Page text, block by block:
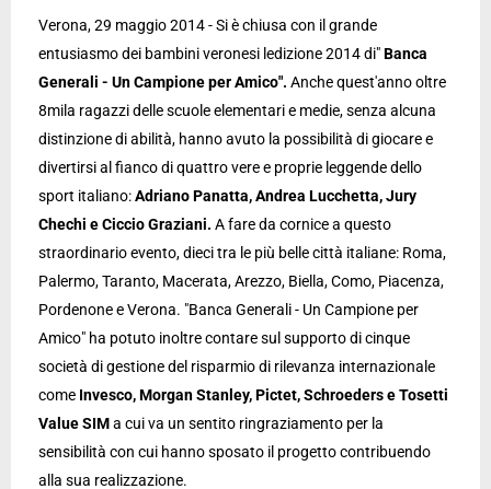
Verona, 29 maggio 2014 - Si è chiusa con il grande
entusiasmo dei bambini veronesi ledizione 2014 di"Banca
Generali - Un Campione per Amico". Anche quest'anno oltre
8mila ragazzi delle scuole elementari e medie, senza alcuna
distinzione di abilità, hanno avuto la possibilità di giocare e
divertirsi al fianco di quattro vere e proprie leggende dello
sport italiano:Adriano Panatta, Andrea Lucchetta, Jury
Chechi e Ciccio Graziani. A fare da cornice a questo
straordinario evento, dieci tra le più belle città italiane: Roma,
Palermo, Taranto, Macerata, Arezzo, Biella, Como, Piacenza,
Pordenone e Verona. "Banca Generali - Un Campione per
Amico" ha potuto inoltre contare sul supporto di cinque
società di gestione del risparmio di rilevanza internazionale
come Invesco, Morgan Stanley, Pictet, Schroeders e Tosetti
Value SIMa cui va un sentito ringraziamento per la
sensibilità con cui hanno sposato il progetto contribuendo
alla sua realizzazione.